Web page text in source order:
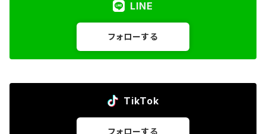
LINE
フォローする
TikTok
フォローする